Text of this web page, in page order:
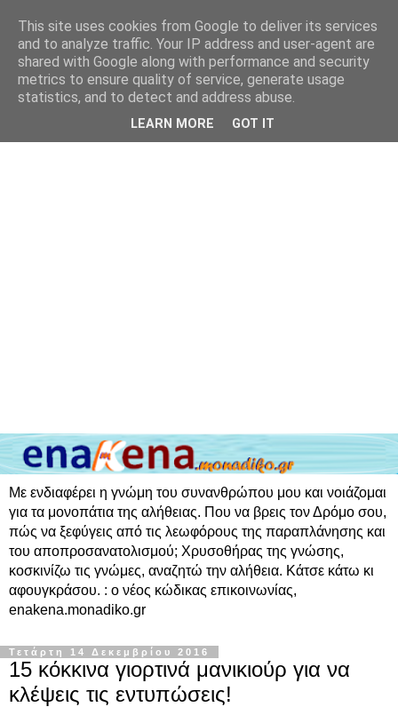
Με ενδιαφέρει η γνώμη του συνανθρώπου μου και νοιάζομαι
για τα μονοπάτια της αλήθειας. Που να βρεις τον Δρόμο σου,
πώς να ξεφύγεις από τις λεωφόρους της παραπλάνησης και
του αποπροσανατολισμού; Χρυσοθήρας της γνώσης,
κοσκινίζω τις γνώμες, αναζητώ την αλήθεια. Κάτσε κάτω κι
αφουγκράσου. : ο νέος κώδικας επικοινωνίας,
enakena.monadiko.gr
Τετάρτη 14 Δεκεμβρίου 2016
15 κόκκινα γιορτινά μανικιούρ για να
κλέψεις τις εντυπώσεις!
This site uses cookies from Google to deliver its services
and to analyze traffic. Your IP address and user-agent are
shared with Google along with performance and security
metrics to ensure quality of service, generate usage
statistics, and to detect and address abuse.
LEARN MORE GOT IT